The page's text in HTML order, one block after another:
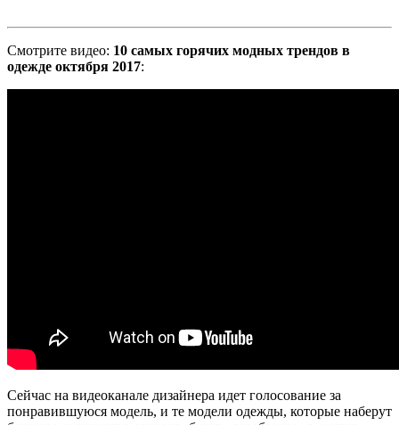
Смотрите видео: 10 самых горячих модных трендов в
одежде октября 2017:
Сейчас на видеоканале дизайнера идет голосование за
понравившуюся модель, и те модели одежды, которые наберут